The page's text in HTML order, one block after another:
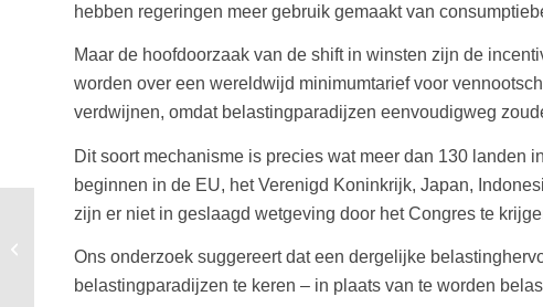
hebben regeringen meer gebruik gemaakt van
Maar de hoofdoorzaak van de shift in winsten zijn de
worden over een wereldwijd minimumtarief voor
verdwijnen, omdat belastingparadijzen eenvoudigweg
Dit soort mechanisme is precies wat meer dan 130 landen
beginnen in de EU, het Verenigd Koninkrijk, Japan,
zijn er niet in geslaagd wetgeving door het Congres te
Ons onderzoek suggereert dat een dergelijke
belastingparadijzen te keren – in plaats van te worden
Offshore wind met
drijvende zonnepanelen